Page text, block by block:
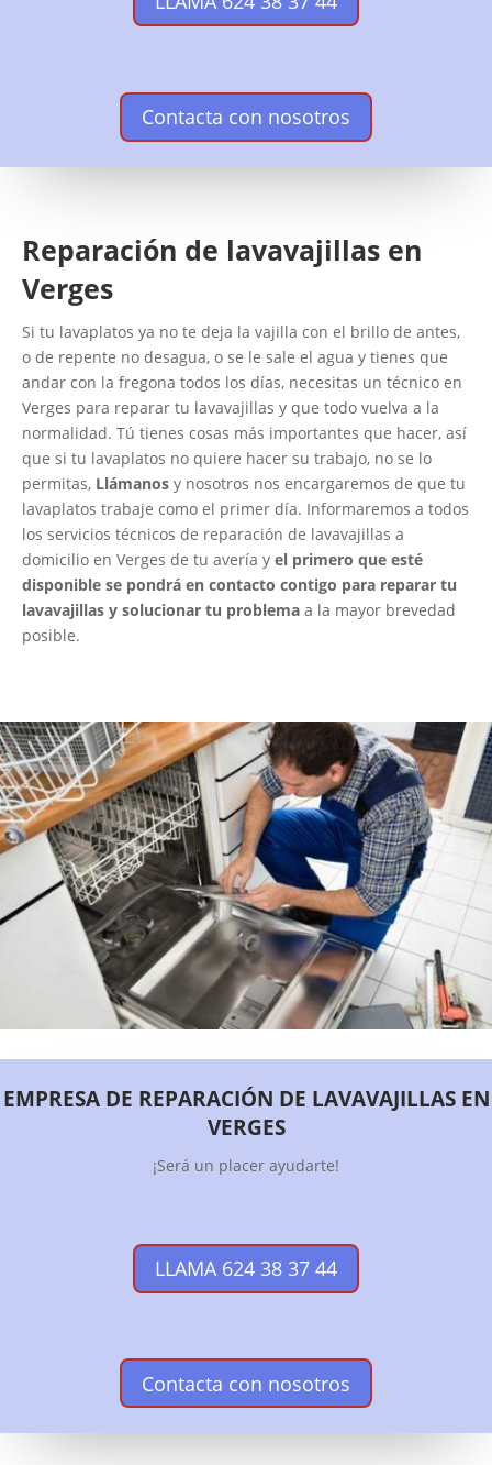
Contacta con nosotros
Reparación de lavavajillas en
Verges
Si tu lavaplatos ya no te deja la vajilla con el brillo de antes,
o de repente no desagua, o se le sale el agua y tienes que
andar con la fregona todos los días, necesitas un técnico en
Verges para reparar tu lavavajillas y que todo vuelva a la
normalidad. Tú tienes cosas más importantes que hacer, así
que si tu lavaplatos no quiere hacer su trabajo, no se lo
permitas, Llámanos y nosotros nos encargaremos de que tu
lavaplatos trabaje como el primer día. Informaremos a todos
los servicios técnicos de reparación de lavavajillas a
domicilio en Verges de tu avería y el primero que esté
disponible se pondrá en contacto contigo para reparar tu
lavavajillas y solucionar tu problema a la mayor brevedad
posible.
EMPRESA DE REPARACIÓN DE LAVAVAJILLAS EN
VERGES
¡Será un placer ayudarte!
LLAMA 624 38 37 44
Contacta con nosotros